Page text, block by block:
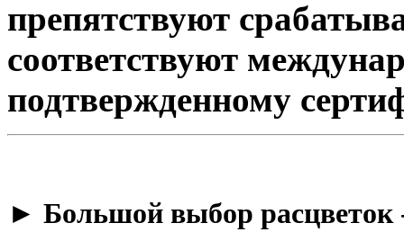
препятствуют
соответствуют
подтвержденному
​► Большой выбор